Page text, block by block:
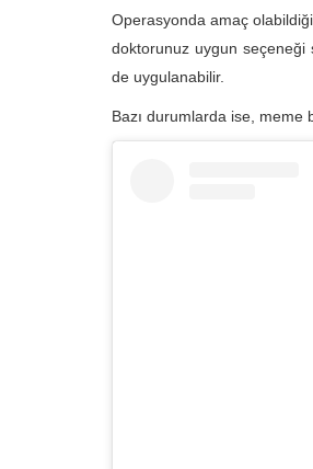
Operasyonda amaç
doktorunuz uygun
de uygulanabilir.
Bazı durumlarda ise, meme